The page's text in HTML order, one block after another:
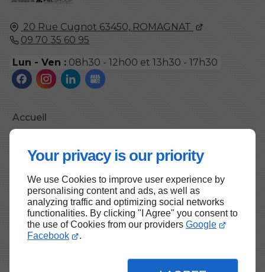
Your privacy is our priority
We use Cookies to improve user experience by
personalising content and ads, as well as
analyzing traffic and optimizing social networks
functionalities. By clicking "I Agree" you consent to
the use of Cookies from our providers Google
Facebook
.
20 Rue Cugnot 63450, ROMAGNAT
09 70 35 60 95
Lun - Ven : 08h30 - 12h00 et 13h30 - 17h30
Accueil
Mentions légales
Plan du site
Haut de page